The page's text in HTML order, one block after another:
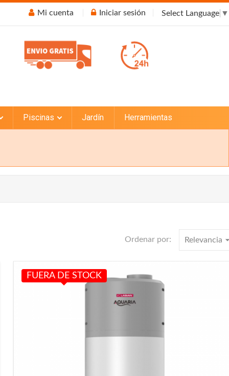
Mi cuenta Iniciar sesión Select Language ▼
Piscinas Jardín Herramientas
Ordenar por: Relevancia
FUERA DE STOCK